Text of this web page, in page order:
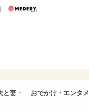
うまい肉
と妻 おでかけ・エンタメ